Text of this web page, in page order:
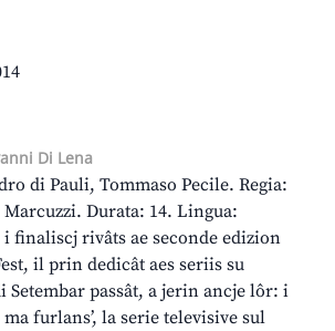
Di Lena
di Pauli, Tommaso Pecile. Regia:
Durata: 14. Lingua:
finaliscj rivâts ae seconde edizion
il prin dedicât aes seriis su
Setembar passât, a jerin ancje lôr: i
furlans’, la serie televisive sul